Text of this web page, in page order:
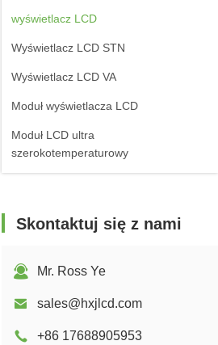
wyświetlacz LCD
Wyświetlacz LCD STN
Wyświetlacz LCD VA
Moduł wyświetlacza LCD
Moduł LCD ultra
szerokotemperaturowy
Skontaktuj się z nami
Mr. Ross Ye
sales@hxjlcd.com
+86 17688905953